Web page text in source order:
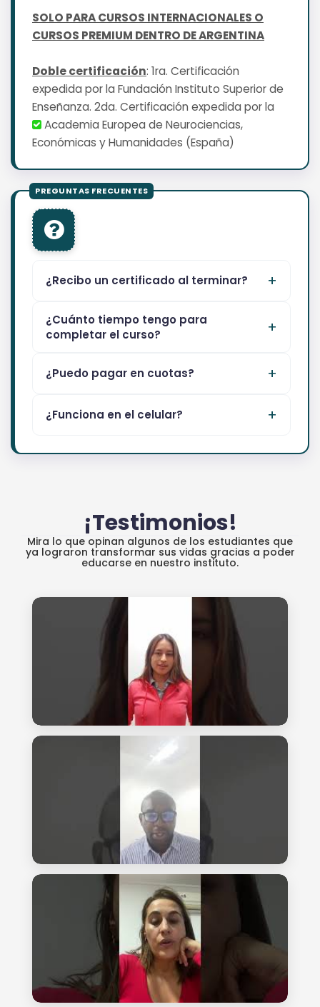
SOLO PARA CURSOS INTERNACIONALES O
CURSOS PREMIUM DENTRO DE ARGENTINA
Doble certificación: 1ra. Certificación
expedida por la Fundación Instituto Superior de
Enseñanza. 2da. Certificación expedida por la
Academia Europea de Neurociencias,
Económicas y Humanidades (España)
¿Recibo un certificado al terminar?
¿Cuánto tiempo tengo para
completar el curso?
¿Puedo pagar en cuotas?
¿Funciona en el celular?
¡Testimonios!
Mira lo que opinan algunos de los estudiantes que
ya lograron transformar sus vidas gracias a poder
educarse en nuestro instituto.